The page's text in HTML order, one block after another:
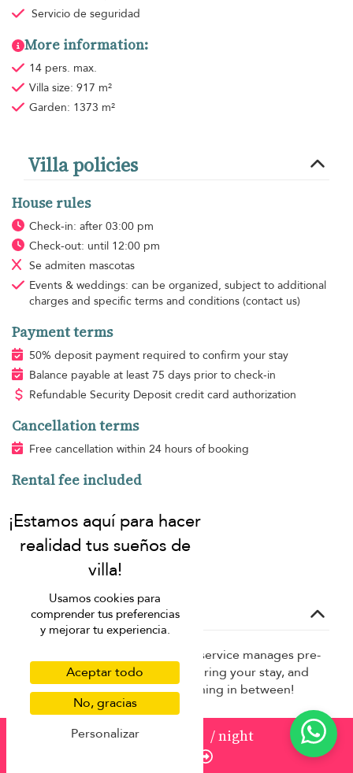
from2.522 USD
/ night
Servicio de seguridad
More information:
14 pers. max.
Villa size: 917 m²
Garden: 1373 m²
Villa policies
House rules
Check-in: after 03:00 pm
Check-out: until 12:00 pm
Se admiten mascotas
Events & weddings: can be organized, subject to additional
charges and specific terms and conditions (contact us)
Payment terms
50% deposit payment required to confirm your stay
Balance payable at least 75 days prior to check-in
Refundable Security Deposit credit card authorization
Cancellation terms
Free cancellation within 24 hours of booking
Rental fee included
Additional fees
Concierge service
Our complimentary concierge service manages pre-
trip planning, takes requests during your stay, and
helps with anything and everything in between!
Usamos cookies para
comprender tus preferencias
y mejorar tu experiencia.
Aceptar todo
No, gracias
Personalizar